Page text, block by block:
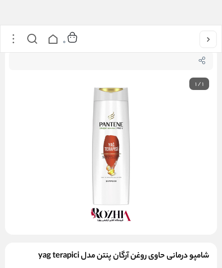
خانه شامپو درمانی حاوی روغن آرگان پنتن مدل yag terapici 0
1/1
شامپو درمانی حاوی روغن آرگان پنتن مدل yag terapici